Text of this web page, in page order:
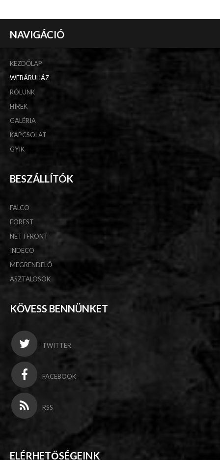
NAVIGÁCIÓ
KEZDŐLAP
WEBÁRUHÁZ
RÓLUNK
HÍREK
GALÉRIA
KAPCSOLAT
GYIK
BESZÁLLÍTÓK
FALCO
FOREST
NETTFRONT
INDECO
MEGRENDELŐ
ASZTALOSOK
KÖVESS BENNÜNKET
TWITTER
FACEBOOK
RSS
ELÉRHETŐSÉGEINK